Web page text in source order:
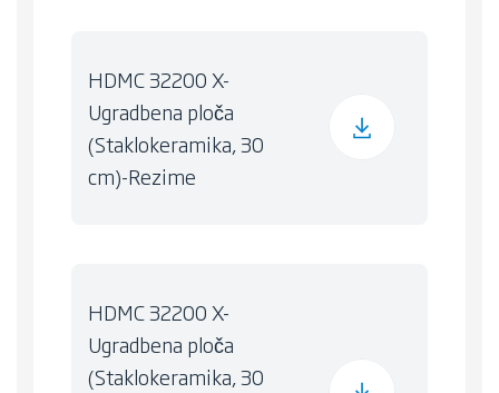
HDMC 32200 X-
Ugradbena ploča
(Staklokeramika, 30
cm)-Rezime
HDMC 32200 X-
Ugradbena ploča
(Staklokeramika, 30